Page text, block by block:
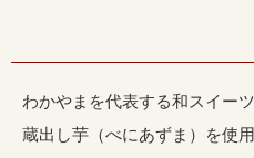
わかやまを代表する和スイー
蔵出し芋（べにあずま）を使